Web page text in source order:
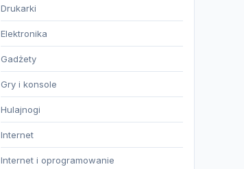
Drukarki
Elektronika
Gadżety
Gry i konsole
Hulajnogi
Internet
Internet i oprogramowanie